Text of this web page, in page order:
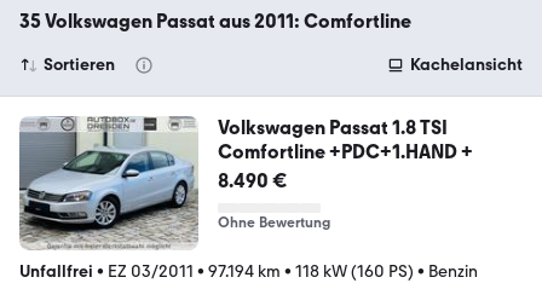
35 Volkswagen Passat aus 2011: Comfortline
Sortieren Kachelansicht
Volkswagen Passat 1.8 TSI
Comfortline +PDC+1.HAND +
8.490 €
Ohne Bewertung
Unfallfrei • EZ 03/2011 • 97.194 km • 118 kW (160 PS) • Benzin